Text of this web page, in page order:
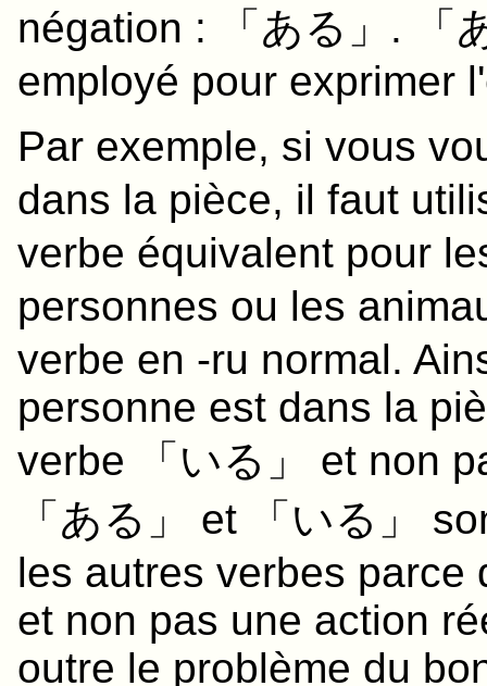
négation : 「 ある 」. 「
employé pour exprimer
Par exemple, si vous
dans la pièce, il faut
verbe équivalent pour
personnes ou les
verbe en -ru normal.
personne est dans la
verbe 「 いる 」 et non
「 ある 」 et 「 いる 」
les autres verbes parce
et non pas une action
outre le problème du